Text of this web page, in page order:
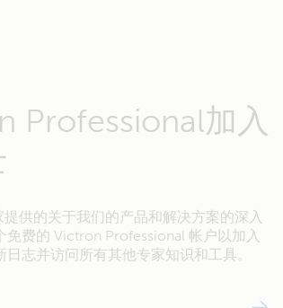
Professional加入
供的关于我们的产品和解决方案的深入
免费的 Victron Professional 帐户以加入
志并访问所有其他专家知识和工具。